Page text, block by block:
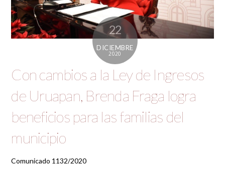
22
DICIEMBRE
2020
Con cambios a la Ley de Ingresos
de Uruapan, Brenda Fraga logra
beneficios para las familias del
municipio
Comunicado 1132/2020